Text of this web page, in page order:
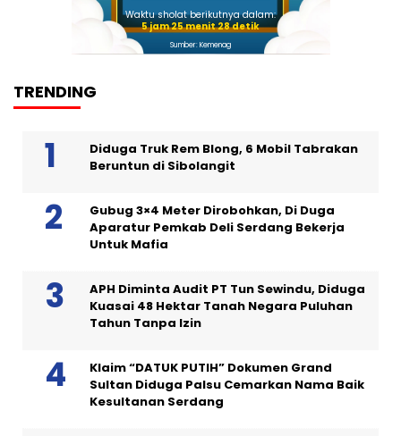
Waktu sholat berikutnya dalam:
5 jam 25 menit 28 detik
Sumber: Kemenag
TRENDING
Diduga Truk Rem Blong, 6 Mobil Tabrakan
Beruntun di Sibolangit
Gubug 3×4 Meter Dirobohkan, Di Duga
Aparatur Pemkab Deli Serdang Bekerja
Untuk Mafia
APH Diminta Audit PT Tun Sewindu, Diduga
Kuasai 48 Hektar Tanah Negara Puluhan
Tahun Tanpa Izin
Klaim “DATUK PUTIH” Dokumen Grand
Sultan Diduga Palsu Cemarkan Nama Baik
Kesultanan Serdang